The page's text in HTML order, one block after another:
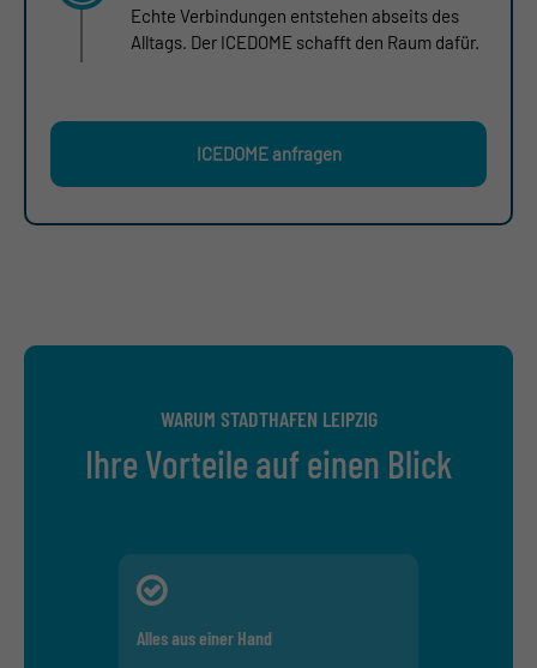
Echte Verbindungen entstehen abseits des
Alltags. Der ICEDOME schafft den Raum dafür.
ICEDOME anfragen
WARUM STADTHAFEN LEIPZIG
Ihre Vorteile auf einen Blick
Alles aus einer Hand